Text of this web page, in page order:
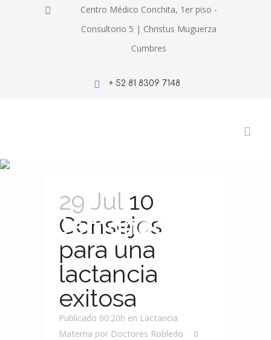
Centro Médico Conchita, 1er piso -
Consultorio 5 | Christus Muguerza
Cumbres
+ 52 81 8309 7148
Demanda Tag
29 Jul 10
Consejos
para una
lactancia
exitosa
Publicado 00:20h en Lactancia
Materna por Doctores Robledo
0